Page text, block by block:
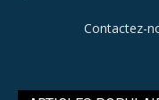
Contactez-